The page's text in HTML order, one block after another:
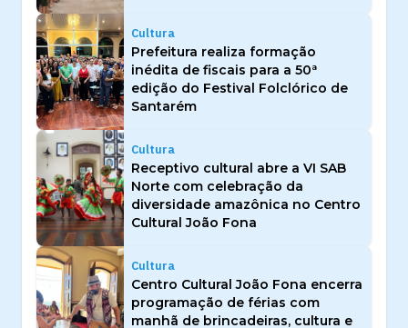
Cultura
Prefeitura realiza formação
inédita de fiscais para a 50ª
edição do Festival Folclórico de
Santarém
Cultura
Receptivo cultural abre a VI SAB
Norte com celebração da
diversidade amazônica no Centro
Cultural João Fona
Cultura
Centro Cultural João Fona encerra
programação de férias com
manhã de brincadeiras, cultura e